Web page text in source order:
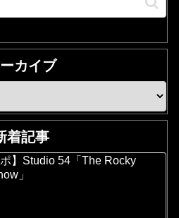
カイブ
着記事
ポ】Studio 54「The Rocky
」